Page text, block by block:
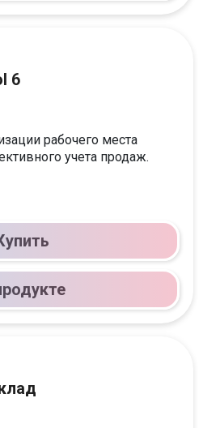
6
рабочего места
учета продаж.